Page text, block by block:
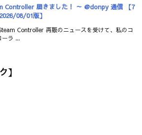
Controller 届きました！ ～ @donpy 通信 【7
08/01版】
Controller 再販のニュースを受けて、私のコ
ーラ ...
】